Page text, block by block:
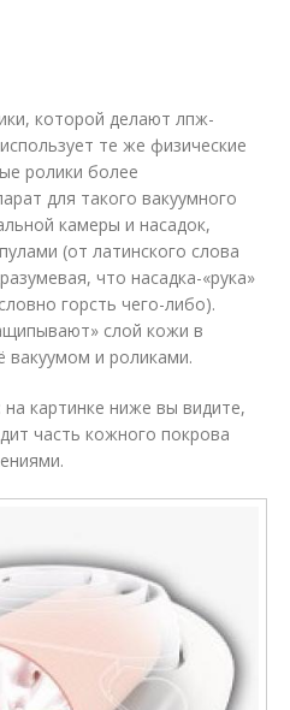
которой делают лпж-
те же физические
ролики более
для такого вакуумного
камеры и насадок,
(от латинского слова
что насадка-«рука»
горсть чего-либо).
слой кожи в
вакуумом и роликами.
картинке ниже вы видите,
часть кожного покрова